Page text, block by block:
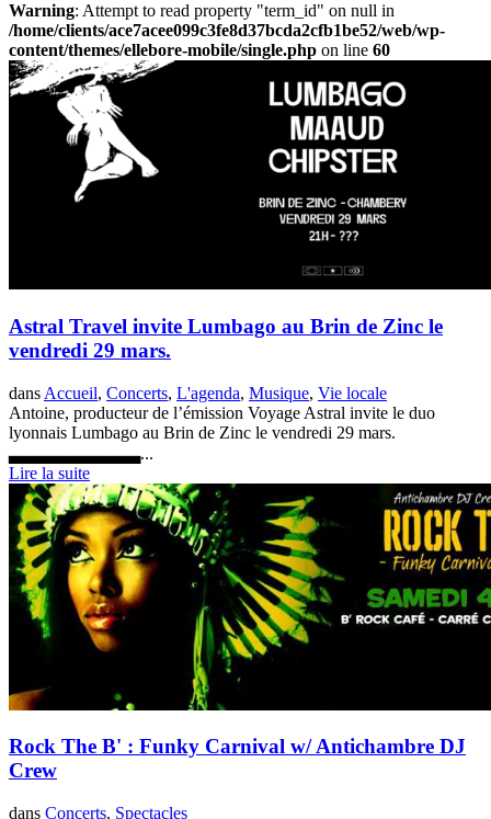
Warning: Attempt to read property "term_id" on null in
/home/clients/ace7acee099c3fe8d37bcda2cfb1be52/web/wp-
content/themes/ellebore-mobile/single.php on line 60
Astral Travel invite Lumbago au Brin de Zinc le
vendredi 29 mars.
dans Accueil, Concerts, L'agenda, Musique, Vie locale
Antoine, producteur de l’émission Voyage Astral invite le duo
lyonnais Lumbago au Brin de Zinc le vendredi 29 mars.
▃▃▃▃▃▃▃▃▃▃...
Lire la suite
Rock The B' : Funky Carnival w/ Antichambre DJ
Crew
dans Concerts, Spectacles